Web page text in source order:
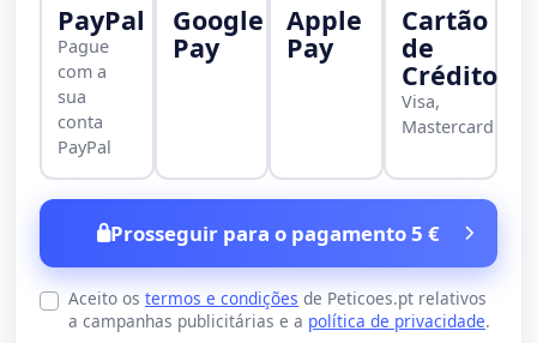
PayPal
Pague
com a
sua
conta
PayPal
Google
Pay
Apple
Pay
Cartão
de
Crédito
Visa,
Mastercard
Prosseguir para o pagamento 5 €
Aceito os termos e condições de Peticoes.pt relativos
a campanhas publicitárias e a política de privacidade.